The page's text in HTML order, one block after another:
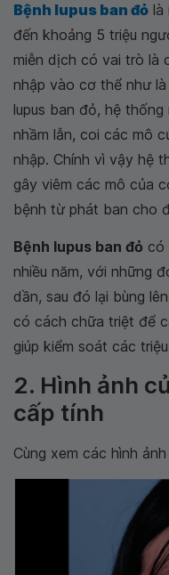
Bệnh lupus ban đỏ là
đến khoảng 5 triệu
miễn dịch có vai trò là
nhập vào cơ thể như là
lupus ban đỏ, hệ
nhầm lẫn, coi các mô
nhập. Chính vì vậy hệ
gây viêm các mô của
bệnh từ phát ban cho
Bệnh lupus ban đỏ có
nhiều năm, với những
dần, sau đó lại bùng
có cách chữa triệt để
giúp kiểm soát các
2. Hình ảnh
cấp tính
Cùng xem các hình